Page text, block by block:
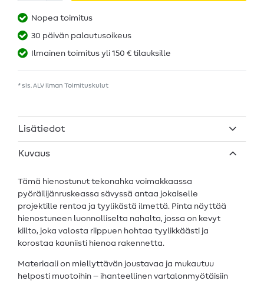
Nopea toimitus
30 päivän palautusoikeus
Ilmainen toimitus yli 150 € tilauksille
* sis. ALV ilman Toimituskulut
Lisätiedot
Kuvaus
Tämä hienostunut tekonahka voimakkaassa
pyöräilijänruskeassa sävyssä antaa jokaiselle
projektille rentoa ja tyylikästä ilmettä. Pinta näyttää
hienostuneen luonnolliselta nahalta, jossa on kevyt
kiilto, joka valosta riippuen hohtaa tyylikkäästi ja
korostaa kauniisti hienoa rakennetta.
Materiaali on miellyttävän joustavaa ja mukautuu
helposti muotoihin – ihanteellinen vartalonmyötäisiin